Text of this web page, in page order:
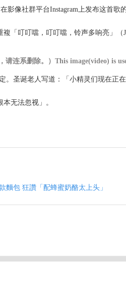
像社群平台Instagram上发布这首歌的
「叮叮噹，叮叮噹，铃声多响亮」（
连系删除。）This image(video) is
。圣诞老人写道：「小精灵们现在
无法忽视」。
麵包 狂讚「配蜂蜜奶酪太上头」